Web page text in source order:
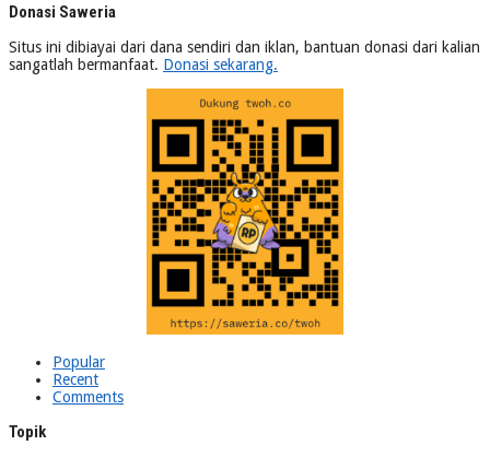
Donasi Saweria
Situs ini dibiayai dari dana sendiri dan iklan, bantuan donasi dari kalian
sangatlah bermanfaat. Donasi sekarang.
Popular
Recent
Comments
Topik